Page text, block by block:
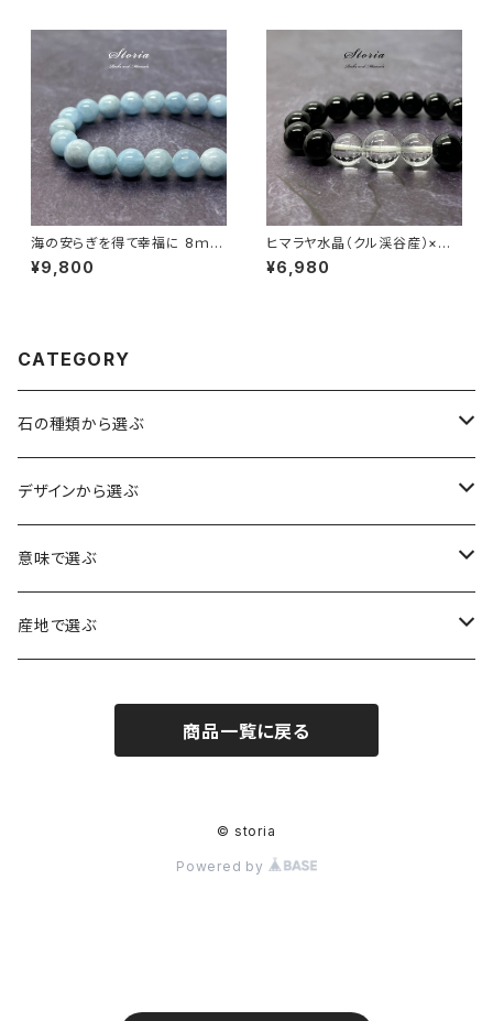
海の安らぎを得て幸福に 8ｍｍ
アクアマリン（緑柱石）ブレスレ
ット
¥9,800
ヒマラヤ水晶（クル渓谷産）×モ
リオン ブレスレット
¥6,980
CATEGORY
石の種類から選ぶ
水晶（クォーツ）
アイリスクォーツ（虹入り水晶）
ヒマラヤ水晶
ローズクォーツ（紅水晶）
アメジスト（紫水晶）
スモーキークォーツ（煙水晶）
アイリススモーキークォーツ（虹入り水晶）
デザインから選ぶ
龍彫刻（水晶）
龍彫刻（オニキス）
意味で選ぶ
魔除け・厄除け
癒やし・ヒーリング
産地で選ぶ
商品一覧に戻る
© storia
Powered by